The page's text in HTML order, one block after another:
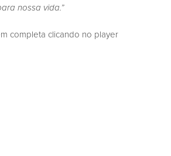
nossa vida.”
completa clicando no player